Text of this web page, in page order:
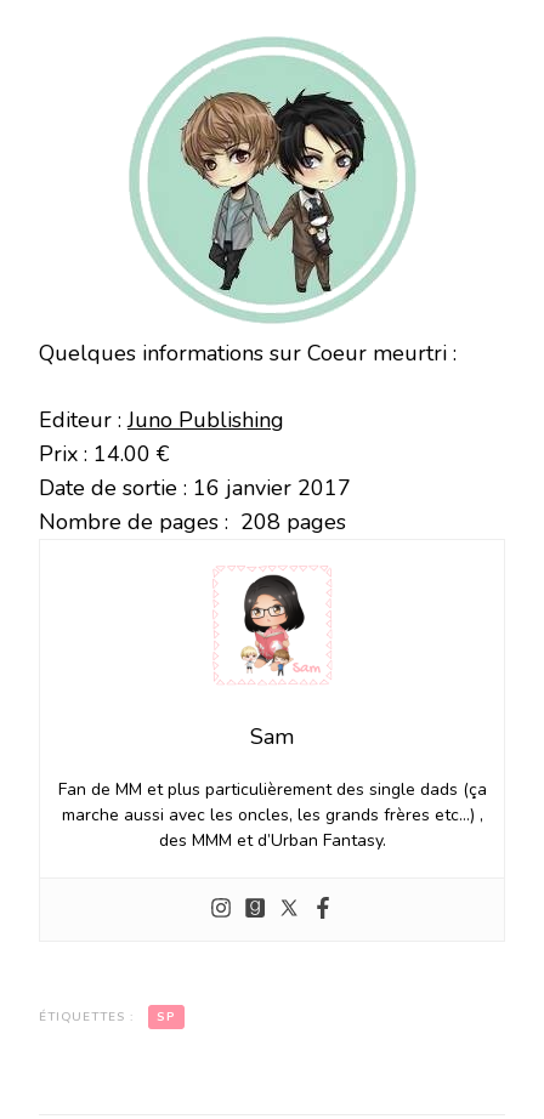
Quelques informations sur Coeur meurtri :
Editeur :Juno Publishing
Prix : 14.00 €
Date de sortie : 16 janvier 2017
Nombre de pages : 208 pages
Sam
Fan de MM et plus particulièrement des single dads (ça
marche aussi avec les oncles, les grands frères etc…) ,
des MMM et d’Urban Fantasy.
ÉTIQUETTES : SP